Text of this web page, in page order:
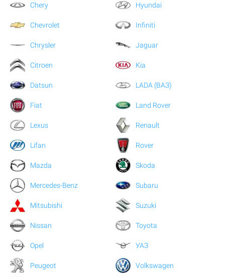
Chery
Chevrolet
Chrysler
Citroen
Datsun
Fiat
Hyundai
Infiniti
Jaguar
Kia
LADA (ВАЗ)
Land Rover
Lexus
Lifan
Mazda
Mercedes-Benz
Mitsubishi
Nissan
Opel
Peugeot
Renault
Rover
Skoda
Subaru
Suzuki
Toyota
УАЗ
Volkswagen